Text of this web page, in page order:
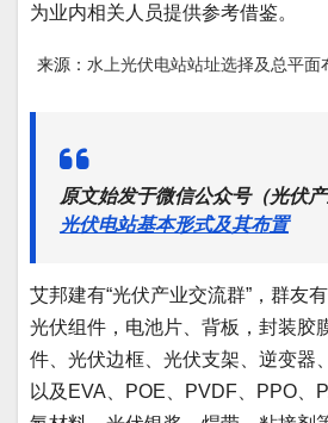
为业内相关人员提供参考借鉴。
来源： 水上光伏电站站址选择及总平面
原文始发于微信公众号（光伏
光伏电站基本形式及其布置
艾邦建有“光伏产业交流群”，群友
光伏组件，电池片、背板，封装胶
件、光伏边框、光伏支架、逆变器
以及EVA、POE、PVDF、PPO、